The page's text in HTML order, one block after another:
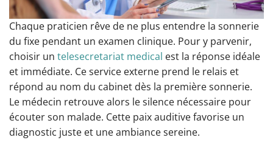
Chaque praticien rêve de ne plus entendre la sonnerie
du fixe pendant un examen clinique. Pour y parvenir,
choisir un telesecretariat medical est la réponse idéale
et immédiate. Ce service externe prend le relais et
répond au nom du cabinet dès la première sonnerie.
Le médecin retrouve alors le silence nécessaire pour
écouter son malade. Cette paix auditive favorise un
diagnostic juste et une ambiance sereine.